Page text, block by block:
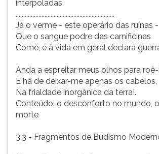
interpoladas.
.................................................................
Já o verme - este operário das ruínas -
Que o sangue podre das carnificinas
Come, e à vida em geral declara
Anda a espreitar meus olhos para
E há de deixar-me apenas os cabelos,
Na frialdade inorgânica da terra!.
Conteúdo: o desconforto no mundo,
morte
3.3 - Fragmentos de Budismo